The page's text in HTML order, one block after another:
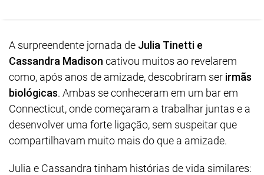
A surpreendente jornada de Julia Tinetti e
Cassandra Madison cativou muitos ao revelarem
como, após anos de amizade, descobriram ser irmãs
biológicas. Ambas se conheceram em um bar em
Connecticut, onde começaram a trabalhar juntas e a
desenvolver uma forte ligação, sem suspeitar que
compartilhavam muito mais do que a amizade.
Julia e Cassandra tinham histórias de vida similares: